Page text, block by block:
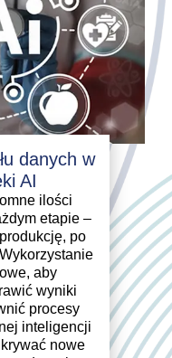
danych w
AI
ilości
etapie –
po
aby
wyniki
procesy
inteligencji
nowe